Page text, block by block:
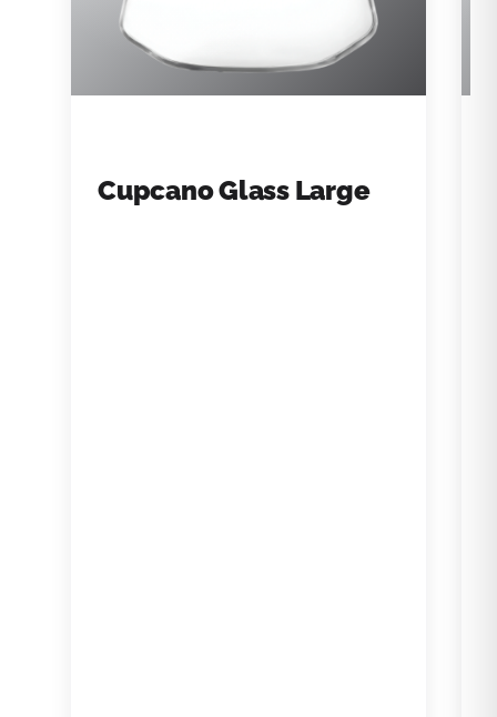
Cupcano Glass Large